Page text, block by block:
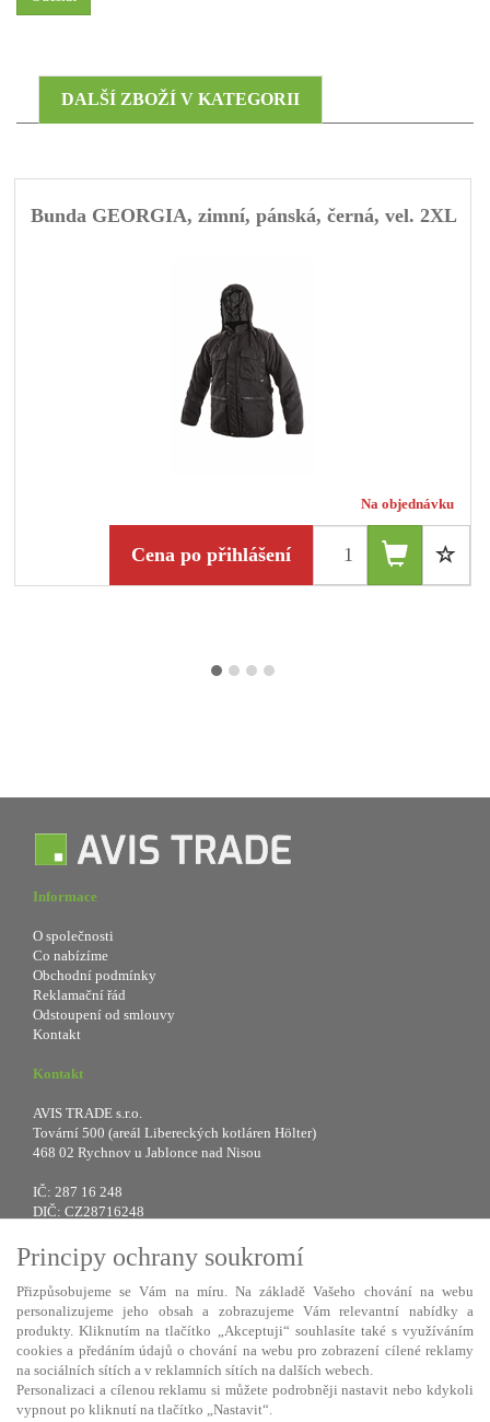
DALŠÍ ZBOŽÍ V KATEGORII
Bunda GEORGIA, zimní, pánská, černá, vel. 2XL
Na objednávku
Cena po přihlášení
Informace
O společnosti
Co nabízíme
Obchodní podmínky
Reklamační řád
Odstoupení od smlouvy
Kontakt
Kontakt
AVIS TRADE s.r.o.
Tovární 500 (areál Libereckých kotláren Hölter)
468 02 Rychnov u Jablonce nad Nisou
IČ: 287 16 248
DIČ: CZ28716248
Tel.: +420 483 388 078
Fax: +420 483 034 590
E-mail:info@avistrade.cz
Web:www.avistrade.cz
Principy ochrany soukromí
Přizpůsobujeme se Vám na míru. Na základě Vašeho chování na webu
personalizujeme jeho obsah a zobrazujeme Vám relevantní nabídky a
produkty. Kliknutím na tlačítko „Akceptuji“ souhlasíte také s využíváním
cookies a předáním údajů o chování na webu pro zobrazení cílené reklamy
na sociálních sítích a v reklamních sítích na dalších webech.
Personalizaci a cílenou reklamu si můžete podrobněji nastavit nebo kdykoli
vypnout po kliknutí na tlačítko „Nastavit“.